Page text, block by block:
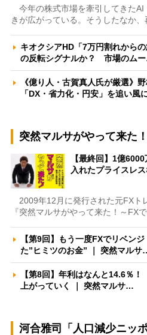
今年の株式市場を牽引してきたAI
きが広がっている。そうしたなか、
キオクシアHD「7万円割れから
の反転シグナルか？ 市場のム
《億り人・古賀真人氏が厳選》
「DX・省力化・円安」を追い風
突然マルサがやって来た！
【最終回】1億
入れたプライスレ
2009年12月に発行された元FXト
『突然マルサがやって来た！～FX
【第9回】もう一度FXでリベン
た”ヒミツのお金” ｜ 突然マルサ
【第8回】年利はなんと14.6％
上がっていく ｜ 突然マルサ…
河合雅司「人口減少ニッ